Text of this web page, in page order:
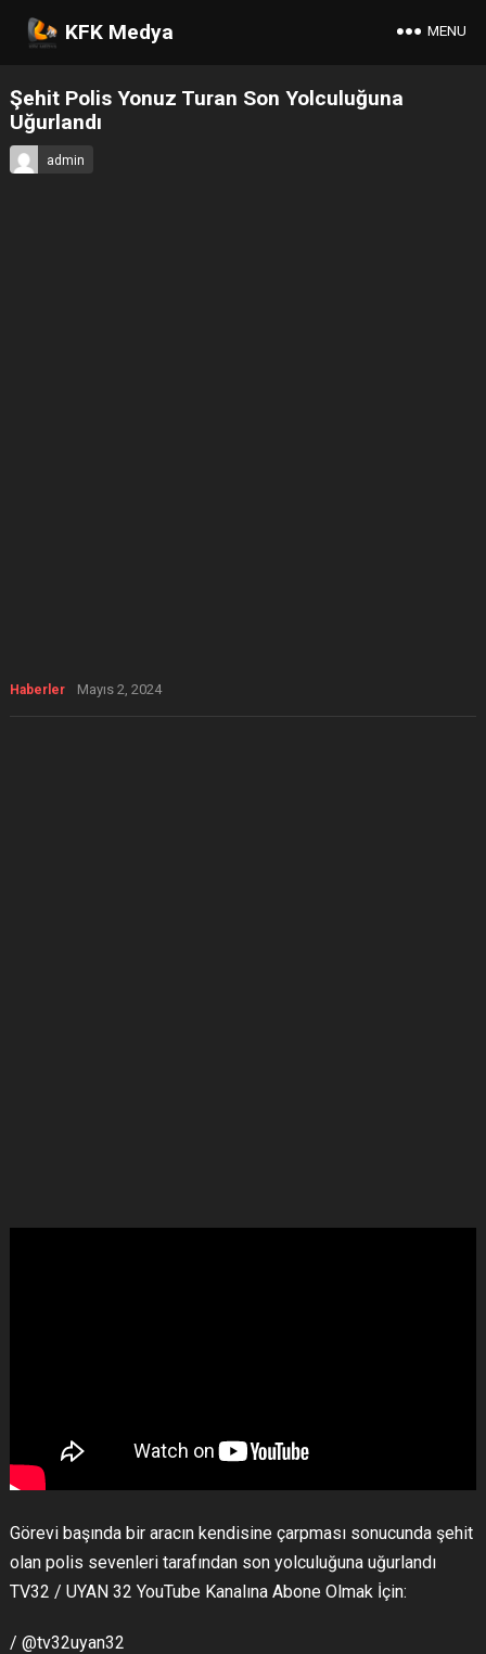
KFK Medya MENU
Şehit Polis Yonuz Turan Son Yolculuğuna
Uğurlandı
admin
Haberler Mayıs 2, 2024
Görevi başında bir aracın kendisine çarpması sonucunda şehit
olan polis sevenleri tarafından son yolculuğuna uğurlandı
TV32 / UYAN 32 YouTube Kanalına Abone Olmak İçin:
/ @tv32uyan32